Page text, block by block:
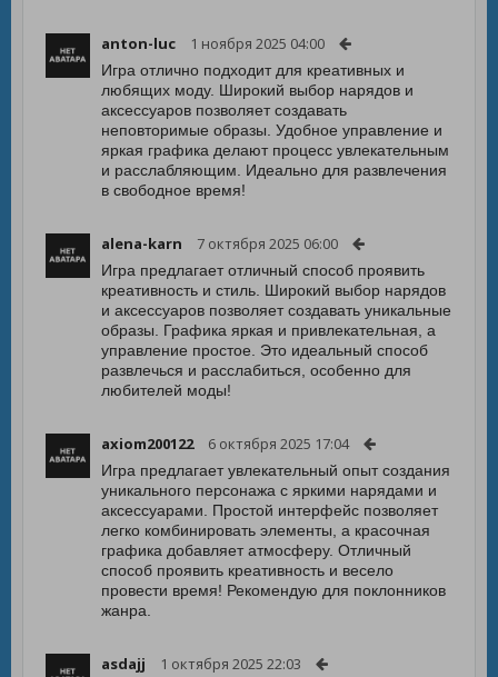
anton-luc 1 ноября 2025 04:00
Игра отлично подходит для креативных и
любящих моду. Широкий выбор нарядов и
аксессуаров позволяет создавать
неповторимые образы. Удобное управление и
яркая графика делают процесс увлекательным
и расслабляющим. Идеально для развлечения
в свободное время!
alena-karn 7 октября 2025 06:00
Игра предлагает отличный способ проявить
креативность и стиль. Широкий выбор нарядов
и аксессуаров позволяет создавать уникальные
образы. Графика яркая и привлекательная, а
управление простое. Это идеальный способ
развлечься и расслабиться, особенно для
любителей моды!
axiom200122 6 октября 2025 17:04
Игра предлагает увлекательный опыт создания
уникального персонажа с яркими нарядами и
аксессуарами. Простой интерфейс позволяет
легко комбинировать элементы, а красочная
графика добавляет атмосферу. Отличный
способ проявить креативность и весело
провести время! Рекомендую для поклонников
жанра.
asdajj 1 октября 2025 22:03